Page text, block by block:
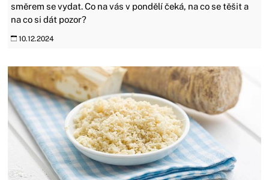
směrem se vydat. Co na vás v pondělí čeká, na co se těšit a
na co si dát pozor?
10.12.2024